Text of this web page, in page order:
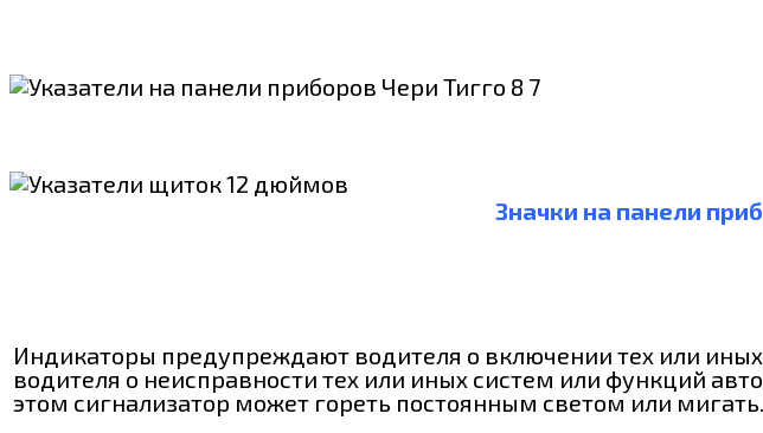
Значки на панели
Индикаторы предупреждают водителя о включении тех или
водителя о неисправности тех или иных систем или функций
этом сигнализатор может гореть постоянным светом или мигать.